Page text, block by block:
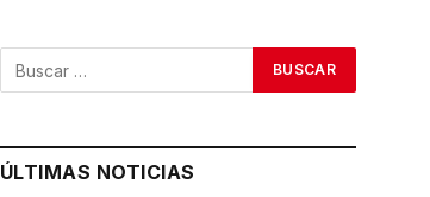
ÚLTIMAS NOTICIAS